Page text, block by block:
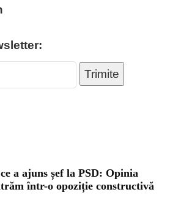
Trimite
a ajuns șef la PSD: Opinia
într-o opoziție constructivă